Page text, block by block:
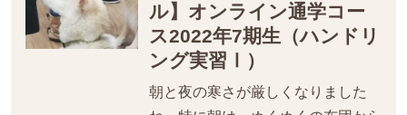
ル】オンライン通学コー
ス2022年7期生（ハンドリ
ング実習Ⅰ）
朝と夜の寒さが厳しくなりました